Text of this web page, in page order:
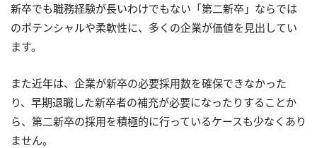
新卒でも職務経験が長いわけでもない「第二新卒」ならでは
のポテンシャルや柔軟性に、多くの企業が価値を見出してい
ます。
また近年は、企業が新卒の必要採用数を確保できなかった
り、早期退職した新卒者の補充が必要になったりすることか
ら、第二新卒の採用を積極的に行っているケースも少なくあり
ません。